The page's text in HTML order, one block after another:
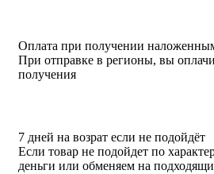
Оплата при получении
При отправке в регионы, вы
получения
7 дней на возрат если не подойдёт
Если товар не подойдет по
деньги или обменяем на